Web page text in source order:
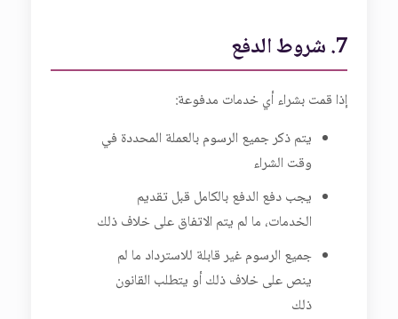
7. شروط الدفع
إذا قمت بشراء أي خدمات مدفوعة:
يتم ذكر جميع الرسوم بالعملة المحددة في
وقت الشراء
يجب دفع الدفع بالكامل قبل تقديم
الخدمات، ما لم يتم الاتفاق على خلاف ذلك
جميع الرسوم غير قابلة للاسترداد ما لم
ينص على خلاف ذلك أو يتطلب القانون
ذلك